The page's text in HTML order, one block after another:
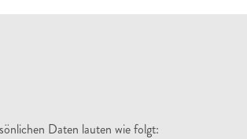
Daten lauten wie folgt: